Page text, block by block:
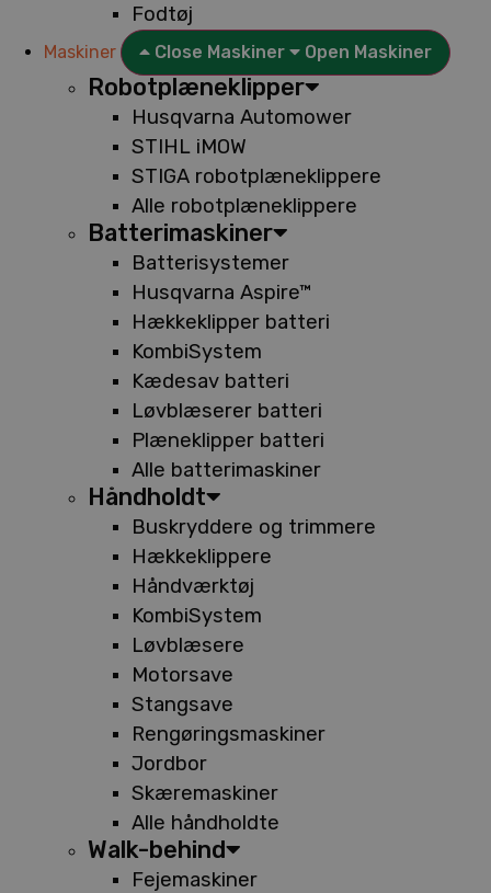
Fodtøj
Maskiner Close Maskiner Open Maskiner
Robotplæneklipper
Husqvarna Automower
STIHL iMOW
STIGA robotplæneklippere
Alle robotplæneklippere
Batterimaskiner
Batterisystemer
Husqvarna Aspire™
Hækkeklipper batteri
KombiSystem
Kædesav batteri
Løvblæserer batteri
Plæneklipper batteri
Alle batterimaskiner
Håndholdt
Buskryddere og trimmere
Hækkeklippere
Håndværktøj
KombiSystem
Løvblæsere
Motorsave
Stangsave
Rengøringsmaskiner
Jordbor
Skæremaskiner
Alle håndholdte
Walk-behind
Fejemaskiner